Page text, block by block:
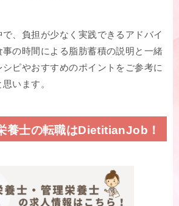
、負担が少なく実践できるアドバイ
の時間による脂肪蓄積の説明と一緒
ピやおすすめのポイントをご参考に
います。
養士の転職はDietitianJob！